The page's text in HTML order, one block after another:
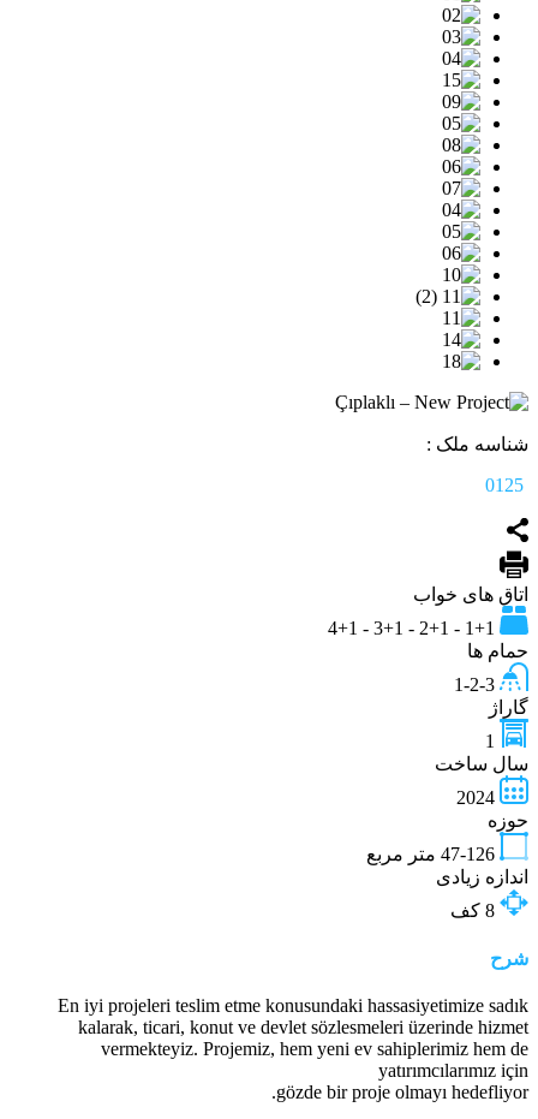
شناسه ملک :
اتاق های خواب
1+1 - 2+1 - 3+1 - 4+1
حمام ها
1-2-3
گاراژ
1
سال ساخت
2024
حوزه
47-126 متر مربع
اندازه زیادی
8 کف
شرح
En iyi projeleri teslim etme konusundaki hassasiyetimize sadık
kalarak, ticari, konut ve devlet sözlesmeleri üzerinde hizmet
vermekteyiz. Projemiz, hem yeni ev sahiplerimiz hem de
yatırımcılarımız için
gözde bir proje olmayı hedefliyor.